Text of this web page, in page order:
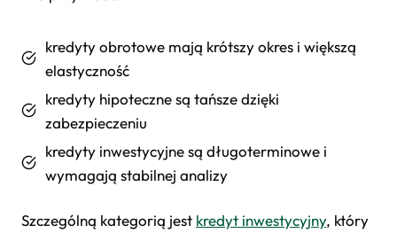
kredyty obrotowe mają krótszy okres i większą
elastyczność
kredyty hipoteczne są tańsze dzięki
zabezpieczeniu
kredyty inwestycyjne są długoterminowe i
wymagają stabilnej analizy
Szczególną kategorią jest kredyt inwestycyjny, który